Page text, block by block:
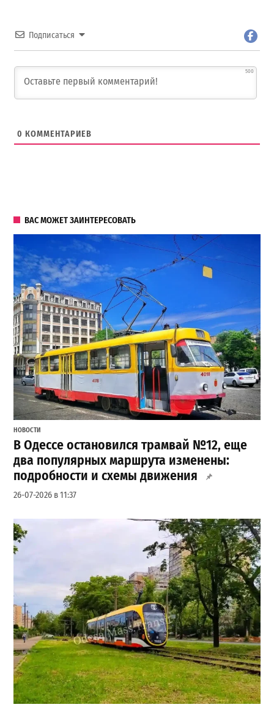
Подписаться
500
0 КОММЕНТАРИЕВ
ВАС МОЖЕТ ЗАИНТЕРЕСОВАТЬ
НОВОСТИ
В Одессе остановился трамвай №12, еще
два популярных маршрута изменены:
подробности и схемы движения
26-07-2026 в 11:37